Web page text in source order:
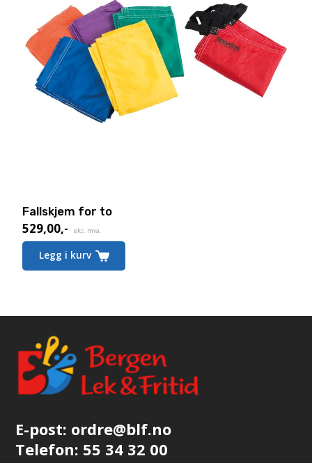
Fallskjem for to
529,00,- eks. mva.
Legg i kurv
E-post: ordre@blf.no
Telefon: 55 34 32 00